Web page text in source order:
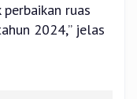
ruas
2024,” jelas